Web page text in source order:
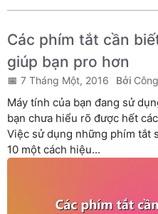
Các phím tắt cần
giúp bạn pro hơn
7 Tháng Một, 2016
Máy tính của bạn đang sử
bạn chưa hiểu rõ được hết
Việc sử dụng những phím tắt
10 một cách hiệu...